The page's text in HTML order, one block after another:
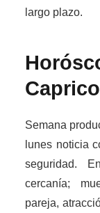
largo plazo.
Semana
lunes noticia
seguridad.
cercanía;
pareja,